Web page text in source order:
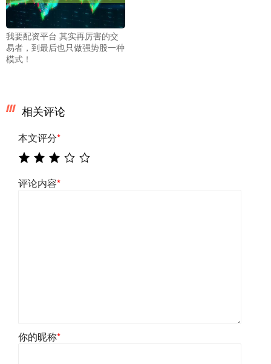
我要配资平台 其实再厉害的交
易者，到最后也只做强势股一种
模式！
相关评论
本文评分*
评论内容*
你的昵称*